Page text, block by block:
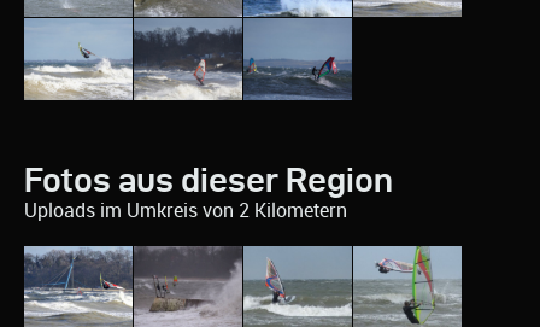
Fotos aus dieser Region
Uploads im Umkreis von 2 Kilometern